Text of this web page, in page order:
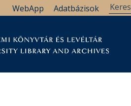
Adatbázisok
WebApp